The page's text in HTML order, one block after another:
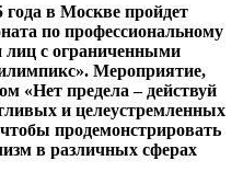
года в Москве пройдет
по профессиональному
лиц с ограниченными
Мероприятие,
«Нет предела – действуй
и целеустремленных
продемонстрировать
в различных сферах